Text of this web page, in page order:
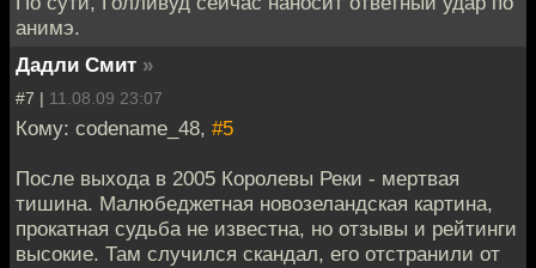
анимэ.
Дадли Смит »
#7 | 11.08.09 23:07
Кому: codename_48, #5
После выхода в 2005 Королевы Реки - мертвая
тишина. Малюбеджетная новозеландская картина,
прокатная судьба не известна, но отзывы и рейтинги
высокие. Там случился скандал, его отстранили от